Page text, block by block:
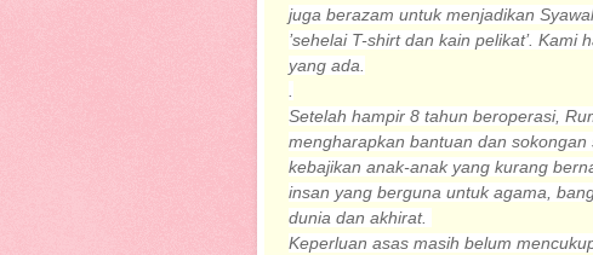
juga berazam untuk menjadikan
’sehelai T-shirt dan kain pelikat’.
yang ada.
Setelah hampir 8 tahun beroperasi,
mengharapkan bantuan dan
kebajikan anak-anak yang kurang
insan yang berguna untuk agama,
dunia dan akhirat.
Keperluan asas masih belum